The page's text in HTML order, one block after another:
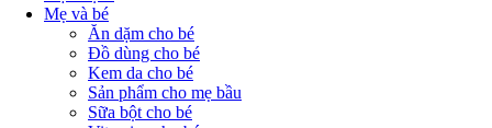
Mẹ và bé
Ăn dặm cho bé
Đồ dùng cho bé
Kem da cho bé
Sản phẩm cho mẹ bầu
Sữa bột cho bé